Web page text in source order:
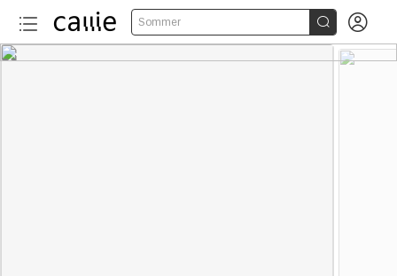
Sommer  